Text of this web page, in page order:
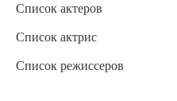
Список актеров
Список актрис
Список режиссеров